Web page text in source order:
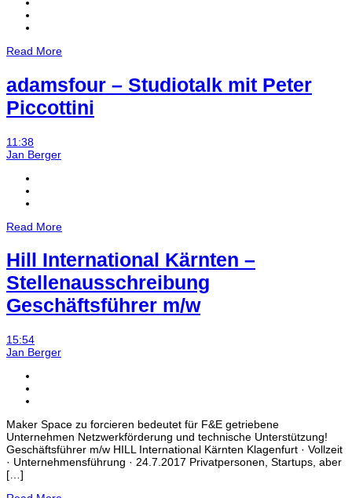
Read More
adamsfour – Studiotalk mit Peter
Piccottini
11:38
Jan Berger
Read More
Hill International Kärnten –
Stellenausschreibung
Geschäftsführer m/w
15:54
Jan Berger
Maker Space zu forcieren bedeutet für F&E getriebene
Unternehmen Netzwerkförderung und technische Unterstützung!
Geschäftsführer m/w HILL International Kärnten Klagenfurt · Vollzeit
· Unternehmensführung · 24.7.2017 Privatpersonen, Startups, aber
[…]